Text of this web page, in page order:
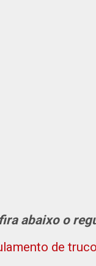
abaixo o
de